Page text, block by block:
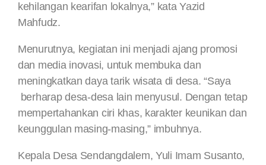
kehilangan kearifan lokalnya,” kata Yazid
Mahfudz.
Menurutnya, kegiatan ini menjadi ajang promosi
dan media inovasi, untuk membuka dan
meningkatkan daya tarik wisata di desa. “Saya
berharap desa-desa lain menyusul. Dengan tetap
mempertahankan ciri khas, karakter keunikan dan
keunggulan masing-masing,” imbuhnya.
Kepala Desa Sendangdalem, Yuli Imam Susanto,